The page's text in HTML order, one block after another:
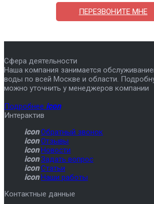
ПЕРЕЗВОНИТЕ МНЕ
Сфера деятельности
Наша компания занимается
воды по всей Москве и области.
можно уточнить у менеджеров компании
Подробнее icon
Интерактив
icon Обратный звонок
icon Отзывы
icon Новости
icon Задать вопрос
icon Статьи
icon Наши работы
Контактные данные